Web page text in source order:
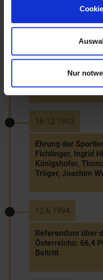
Nur
Ernennung des
Manager des
1996)
18.12.1993
Ehrung der
Fichtinger, Ingrid
Königshofer,
Tröger, Joachim
12.6.1994
Referendum über
Österreichs: 66,4
Beitritt